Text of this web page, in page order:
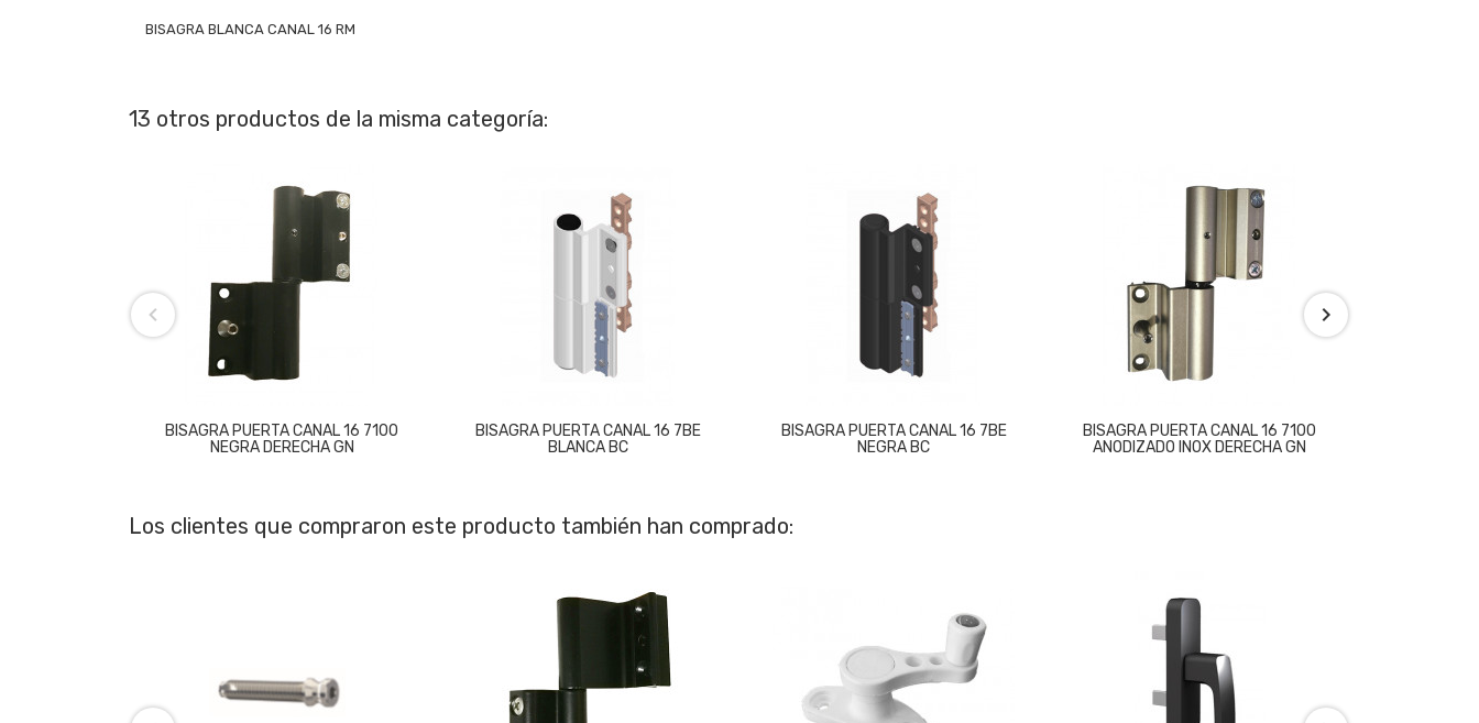
BISAGRA BLANCA CANAL 16 RM
13 otros productos de la misma categoría:
BISAGRA PUERTA CANAL 16 7100
NEGRA DERECHA GN
BISAGRA PUERTA CANAL 16 7BE
BLANCA BC
BISAGRA PUERTA CANAL 16 7BE
NEGRA BC
BISAGRA PUERTA CANAL 16 7100
ANODIZADO INOX DERECHA GN
Los clientes que compraron este producto también han comprado: